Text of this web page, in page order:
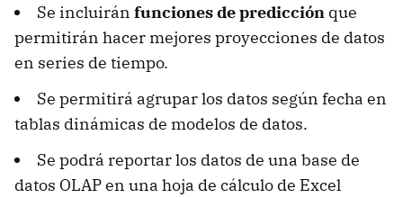
Se incluirán funciones de predicción que
permitirán hacer mejores proyecciones de datos
en series de tiempo.
Se permitirá agrupar los datos según fecha en
tablas dinámicas de modelos de datos.
Se podrá reportar los datos de una base de
datos OLAP en una hoja de cálculo de Excel